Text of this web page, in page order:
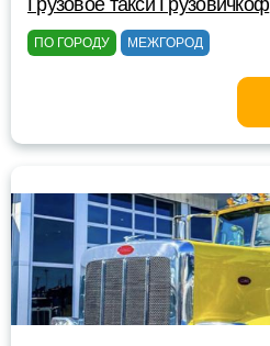
Грузовое такси Грузовичкоф
ПО ГОРОДУ МЕЖГОРОД